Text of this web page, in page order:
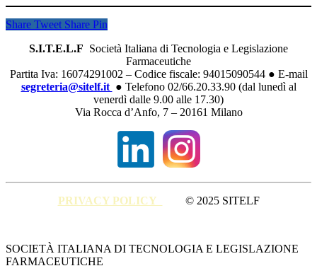
Share Tweet Share Pin
S.I.T.E.L.F Società Italiana di Tecnologia e Legislazione
Farmaceutiche
Partita Iva: 16074291002 – Codice fiscale: 94015090544 ● E-mail
segreteria@sitelf.it ● Telefono 02/66.20.33.90 (dal lunedì al
venerdì dalle 9.00 alle 17.30)
Via Rocca d’Anfo, 7 – 20161 Milano
PRIVACY POLICY © 2025 SITELF
Close
Menu
SOCIETÀ ITALIANA DI TECNOLOGIA E LEGISLAZIONE
FARMACEUTICHE